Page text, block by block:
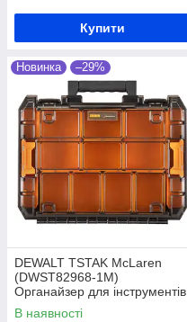
Купити
Новинка –29%
DEWALT TSTAK McLaren
(DWST82968-1M)
Органайзер для інструментів
В наявності